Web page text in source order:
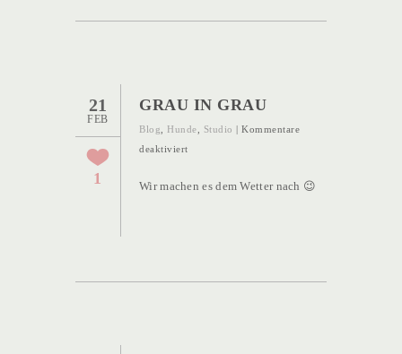
21
FEB
1
GRAU IN GRAU
Blog Hunde Studio | Kommentare
deaktiviertfür
in
Wir machen es dem Wetter nach 😉